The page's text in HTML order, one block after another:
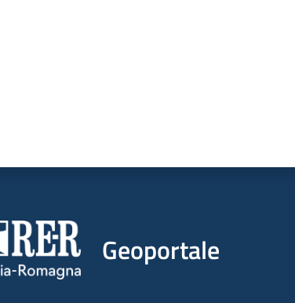
Geoportale